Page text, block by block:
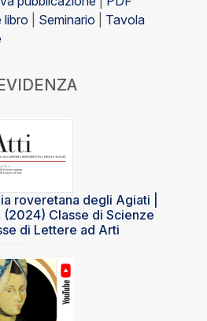
libro Seminario
Tavola
roveretana degli Agiati |
(2024) Classe di Scienze
di Lettere ad Arti